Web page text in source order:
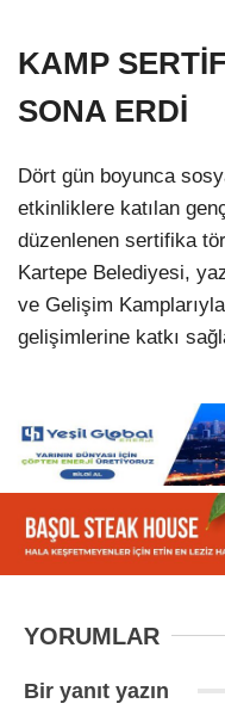
KAMP
SONA ERDİ
Dört gün boyunca
etkinliklere katılan
düzenlenen sertifika
Kartepe Belediyesi,
ve Gelişim
gelişimlerine katkı
YORUMLAR
Bir yanıt yazın